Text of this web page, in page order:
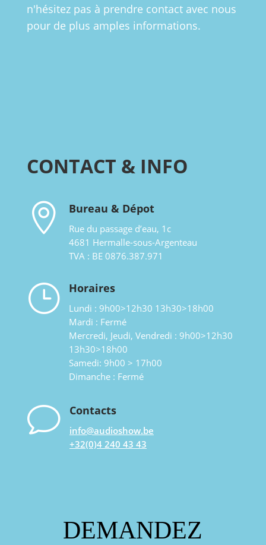
n'hésitez pas à prendre contact avec nous
pour de plus amples informations.
CONTACT & INFO
 Bureau & Dépot
Rue du passage d’eau, 1c
4681 Hermalle-sous-Argenteau
TVA : BE 0876.387.971
} Horaires
Lundi : 9h00>12h30 13h30>18h00
Mardi : Fermé
Mercredi, Jeudi, Vendredi : 9h00>12h30
13h30>18h00
Samedi: 9h00 > 17h00
Dimanche : Fermé
v Contacts
info@audioshow.be
+32(0)4 240 43 43
DEMANDEZ